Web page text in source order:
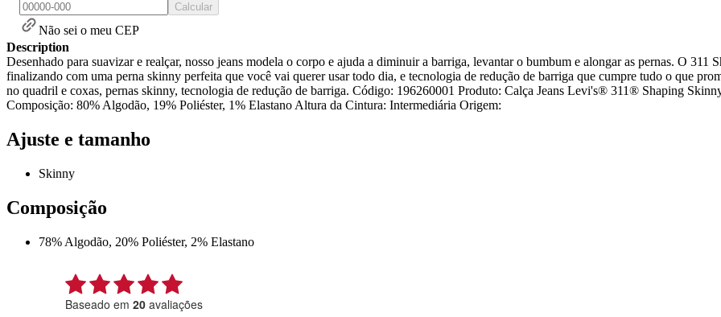
Calcular
Não sei o meu CEP
Description
Desenhado para suavizar e realçar, nosso jeans modela o corpo e ajuda a diminuir a barriga, levantar o bumbum e alongar as pernas. O
finalizando com uma perna skinny perfeita que você vai querer usar todo dia, e tecnologia de redução de barriga que cumpre tudo o que
no quadril e coxas, pernas skinny, tecnologia de redução de barriga. Código: 196260001 Produto: Calça Jeans Levi's® 311® Shaping
Composição: 80% Algodão, 19% Poliéster, 1% Elastano Altura da Cintura: Intermediária Origem:
Ajuste e tamanho
Skinny
Composição
78% Algodão, 20% Poliéster, 2% Elastano
Baseado em 20 avaliações